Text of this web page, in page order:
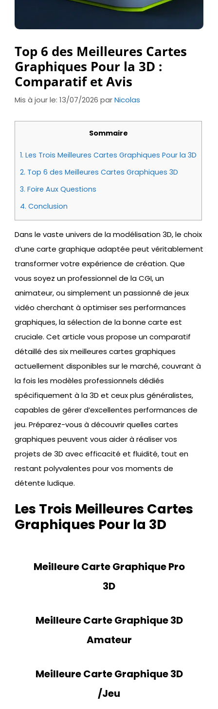
Top 6 des Meilleures Cartes
Graphiques Pour la 3D :
Comparatif et Avis
Mis à jour le: 13/07/2026 parNicolas
Sommaire
1. Les Trois Meilleures Cartes Graphiques Pour la 3D
2. Top 6 des Meilleures Cartes Graphiques 3D
3. Foire Aux Questions
4. Conclusion
Dans le vaste univers de la modélisation 3D, le choix
d’une carte graphique adaptée peut véritablement
transformer votre expérience de création. Que
vous soyez un professionnel de la CGI, un
animateur, ou simplement un passionné de jeux
vidéo cherchant à optimiser ses performances
graphiques, la sélection de la bonne carte est
cruciale. Cet article vous propose un comparatif
détaillé des six meilleures cartes graphiques
actuellement disponibles sur le marché, couvrant à
la fois les modèles professionnels dédiés
spécifiquement à la 3D et ceux plus généralistes,
capables de gérer d’excellentes performances de
jeu. Préparez-vous à découvrir quelles cartes
graphiques peuvent vous aider à réaliser vos
projets de 3D avec efficacité et fluidité, tout en
restant polyvalentes pour vos moments de
détente ludique.
Les Trois Meilleures Cartes
Graphiques Pour la 3D
Meilleure Carte Graphique Pro
3D
Meilleure Carte Graphique 3D
Amateur
Meilleure Carte Graphique 3D
/Jeu